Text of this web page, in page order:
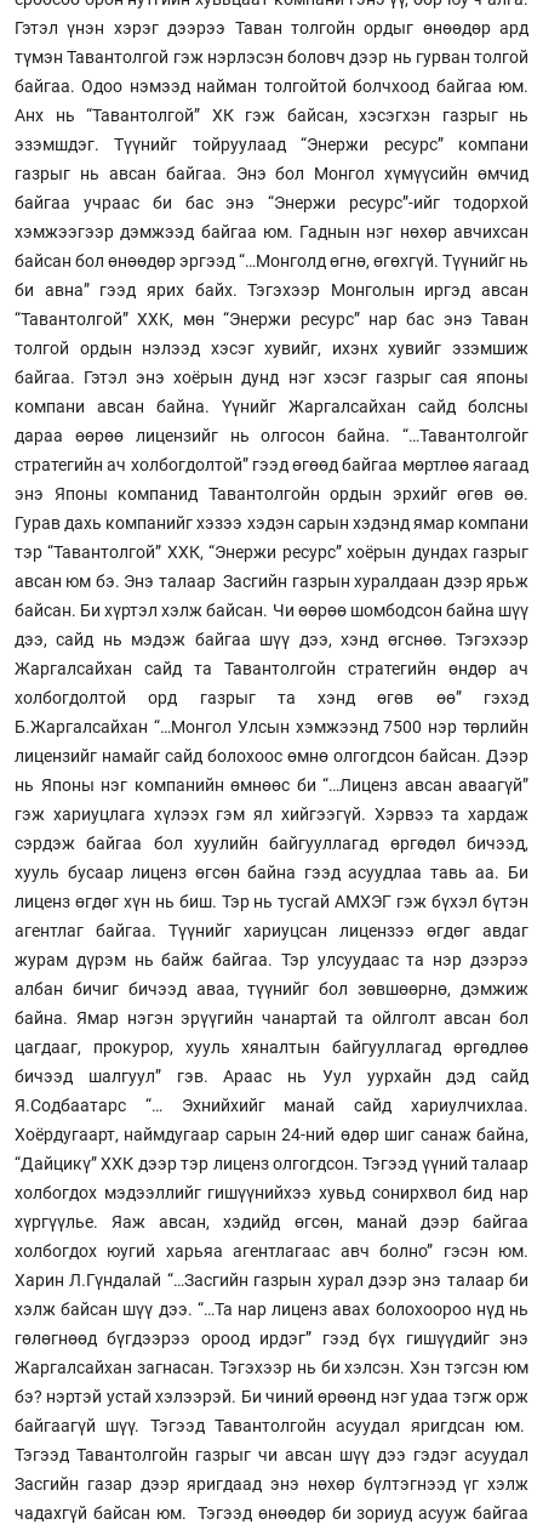
Гэтэл үнэн хэрэг дээрээ Таван толгойн ордыг өнөөдөр ард
түмэн Тавантолгой гэж нэрлэсэн боловч дээр нь гурван толгой
байгаа. Одоо нэмээд найман толгойтой болчхоод байгаа юм.
Анх нь “Тавантолгой” ХК гэж байсан, хэсэгхэн газрыг нь
эзэмшдэг. Түүнийг тойруулаад “Энержи ресурс” компани
газрыг нь авсан байгаа. Энэ бол Монгол хүмүүсийн өмчид
байгаа уч­раас би бас энэ “Энержи ресурс”-ийг то­дорхой
хэмжээгээр дэмжээд байгаа юм. Гаднын нэг нөхөр авчихсан
байсан бол өнөөдөр эргээд “…Монголд өгнө, өгөхгүй. Түүнийг нь
би авна” гээд ярих байх. Тэгэхээр Монголын иргэд авсан
“Тавантолгой” ХХК, мөн “Энержи ресурс” нар бас энэ Таван
толгой ордын нэлээд хэсэг хувийг, ихэнх хувийг эзэмшиж
байгаа. Гэтэл энэ хоёрын дунд нэг хэсэг газрыг сая японы
компани авсан байна. Үүнийг Жаргалсайхан сайд болсны
дараа өөрөө лицензийг нь олгосон байна. “…Тавантолгойг
стратегийн ач холбогдолтой” гээд өгөөд байгаа мөртлөө яагаад
энэ Японы компанид Тавантолгойн ордын эрхийг өгөв өө.
Гурав дахь компанийг хэзээ хэдэн сарын хэдэнд ямар компани
тэр “Тавантолгой” ХХК, “Энержи ресурс” хоёрын дундах газрыг
авсан юм бэ. Энэ талаар Засгийн газрын хуралдаан дээр ярьж
байсан. Би хүртэл хэлж байсан. Чи өөрөө шомбодсон байна шүү
дээ, сайд нь мэдэж байгаа шүү дээ, хэнд өгснөө. Тэгэхээр
Жаргалсайхан сайд та Тавантолгойн стратегийн өндөр ач
холбогдолтой орд газрыг та хэнд өгөв өө” гэхэд
Б.Жаргалсайхан “…Монгол Улсын хэмжээнд 7500 нэр төрлийн
лицензийг намайг сайд болохоос өмнө олгогдсон байсан. Дээр
нь Японы нэг компанийн өмнөөс би “…Лиценз авсан аваагүй”
гэж хариуцлага хүлээх гэм ял хийгээгүй. Хэрвээ та хардаж
сэрдэж байгаа бол хуулийн байгууллагад өргөдөл бичээд,
хууль бусаар лиценз өгсөн байна гээд асуудлаа тавь аа. Би
лиценз өгдөг хүн нь биш. Тэр нь тусгай АМХЭГ гэж бүхэл бүтэн
агентлаг байгаа. Түүнийг хариуцсан лицензээ өгдөг авдаг
журам дүрэм нь байж байгаа. Тэр улсуудаас та нэр дээрээ
албан бичиг бичээд аваа, түүнийг бол зөвшөөрнө, дэмжиж
байна. Ямар нэгэн эрүүгийн чанартай та ойлголт авсан бол
цагдааг, прокурор, хууль хяналтын байгууллагад өргөдлөө
бичээд шалгуул” гэв. Араас нь Уул уурхайн дэд сайд
Я.Содбаатарс “… Эхнийхийг манай сайд хариулчихлаа.
Хоёрдугаарт, наймдугаар сарын 24-ний өдөр шиг санаж байна,
“Дайцикү” ХХК дээр тэр лиценз олгогдсон. Тэгээд үүний талаар
холбогдох мэдээллийг гишүүнийхээ хувьд сонирхвол бид нар
хүргүүлье. Яаж авсан, хэдийд өгсөн, манай дээр байгаа
холбогдох юугий харьяа агентлагаас авч болно” гэсэн юм.
Харин Л.Гүндалай “…Засгийн газрын хурал дээр энэ талаар би
хэлж байсан шүү дээ. “…Та нар лиценз авах болохоороо нүд нь
гөлөгнөөд бүгдээрээ ороод ирдэг” гээд бүх гишүүдийг энэ
Жаргалсайхан загнасан. Тэгэхээр нь би хэлсэн. Хэн тэгсэн юм
бэ? нэртэй устай хэлээрэй. Би чиний өрөөнд нэг удаа тэгж орж
байгаагүй шүү. Тэгээд Тавантолгойн асуудал яригдсан юм.
Тэгээд Тавантолгойн газрыг чи авсан шүү дээ гэдэг асуудал
Засгийн газар дээр яригдаад энэ нөхөр бүлтэгнээд үг хэлж
чадахгүй байсан юм. Тэгээд өнөөдөр би зориуд асууж байгаа